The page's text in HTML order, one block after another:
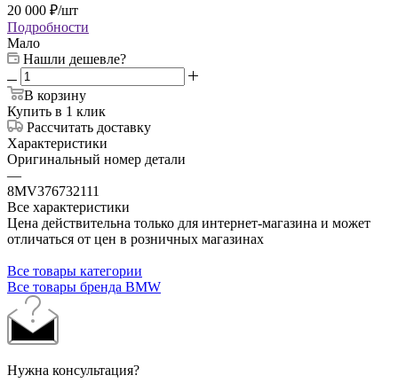
20 000 ₽/шт
Подробности
Мало
Нашли дешевле?
В корзину
Купить в 1 клик
Рассчитать доставку
Характеристики
Оригинальный номер детали
—
8MV376732111
Все характеристики
Цена действительна только для интернет-магазина и может
отличаться от цен в розничных магазинах
Все товары категории
Все товары бренда BMW
Нужна консультация?